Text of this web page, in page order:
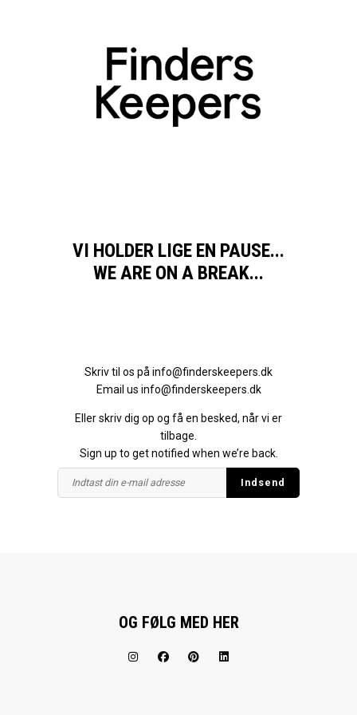
VI HOLDER LIGE EN PAUSE...
WE ARE ON A BREAK...
Skriv til os på info@finderskeepers.dk
Email us info@finderskeepers.dk
Eller skriv dig op og få en besked, når vi er
tilbage.
Sign up to get notified when we’re back.
OG FØLG MED HER